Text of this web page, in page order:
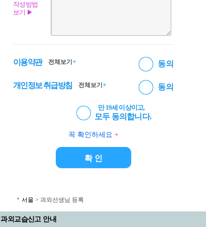
작성방법
보기 ▶
이용약관 전체보기 + 동의
개인정보 취급방침 전체보기 + 동의
만 19세 이상이고,
모두 동의합니다.
꼭 확인하세요 +
서울 > 과외선생님 등록
과외교습신고 안내